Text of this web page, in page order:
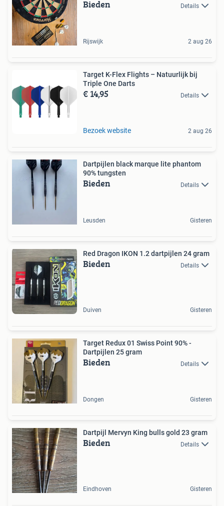
Bieden Details
Rijswijk 2 aug 26
Target K-Flex Flights – Natuurlijk bij
Triple One Darts
€ 14,95 Details
Bezoek website 2 aug 26
Dartpijlen black marque lite phantom
90% tungsten
Bieden Details
Leusden Gisteren
Red Dragon IKON 1.2 dartpijlen 24 gram
Bieden Details
Duiven Gisteren
Target Redux 01 Swiss Point 90% -
Dartpijlen 25 gram
Bieden Details
Dongen Gisteren
Dartpijl Mervyn King bulls gold 23 gram
Bieden Details
Eindhoven Gisteren